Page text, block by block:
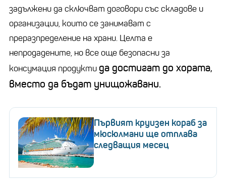
задължени да сключват договори със складове и
организации, които се занимават с
преразпределение на храни. Целта е
непродадените, но все още безопасни за
консумация продукти да достигат до хората,
вместо да бъдат унищожавани.
Първият круизен кораб за
мюсюлмани ще отплава
следващия месец